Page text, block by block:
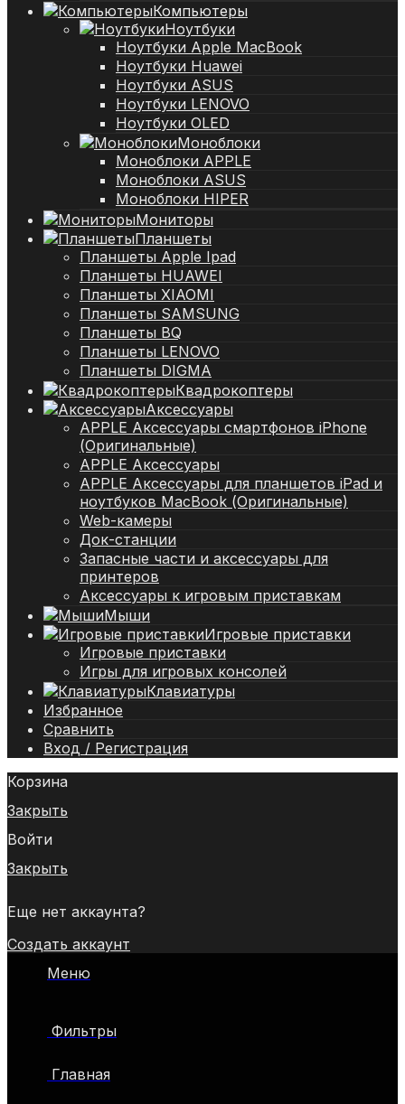
Компьютеры
Ноутбуки
Ноутбуки Apple MacBook
Ноутбуки Huawei
Ноутбуки ASUS
Ноутбуки LENOVO
Ноутбуки OLED
Моноблоки
Моноблоки APPLE
Моноблоки ASUS
Моноблоки HIPER
Мониторы
Планшеты
Планшеты Apple Ipad
Планшеты HUAWEI
Планшеты XIAOMI
Планшеты SAMSUNG
Планшеты BQ
Планшеты LENOVO
Планшеты DIGMA
Квадрокоптеры
Аксессуары
APPLE Аксессуары смартфонов iPhone
(Оригинальные)
APPLE Аксессуары
APPLE Аксессуары для планшетов iPad и
ноутбуков MacBook (Оригинальные)
Web-камеры
Док-станции
Запасные части и аксессуары для
принтеров
Аксессуары к игровым приставкам
Мыши
Игровые приставки
Игровые приставки
Игры для игровых консолей
Клавиатуры
Избранное
Сравнить
Вход / Регистрация
Корзина
Закрыть
Войти
Закрыть
Еще нет аккаунта?
Создать аккаунт
Меню
Фильтры
Главная